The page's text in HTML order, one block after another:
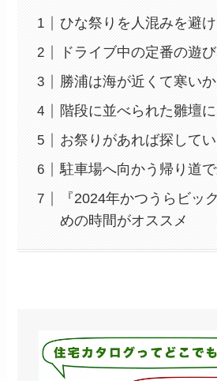
ひな祭りを人混みを避
ドライブ中の定番の遊
勝浦は海が近くて寒い
階段に並べられた雛壇
お祭りがあれば探して
駐車場へ向かう帰り道
『2024年かつうらビッ
めの時間がオススメ